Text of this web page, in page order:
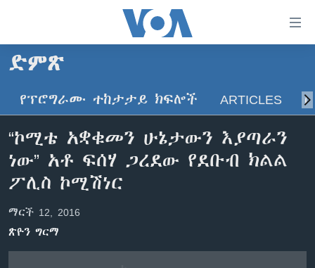
ማገናኛዎች
ዋናው
ይዘት
ወደ
ዋናው
ይዘት
እለፍ
ወደ
ዋናው
ዜና
ኢትዮጵያ
አሜሪካ
ኑሮ በጤንነት
ከምሽቱ ሦስት ሰዓት የአማርኛ ዜና
ቪዲዮ
ክምችት
ድምጽ
የፕሮግራሙ ተከታታይ ክፍሎች ARTICLES
“ኮሚቴ አቋቁመን ሁኔታውን እያጣራን
ነው” አቶ ፍሰሃ ጋረደው የደቡብ ክልል
ፖሊስ ኮሚሽነር
ማርች 12, 2016
ጽዮን ግርማ